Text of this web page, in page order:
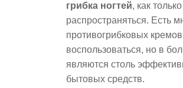
грибка ногтей, как
распространяться. Есть
противогрибковых
воспользоваться, но в
являются столь
бытовых средств.